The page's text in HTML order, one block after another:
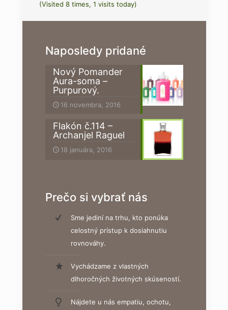
(Visited 8 times, 1 visits today)
Naposledy pridané
Nový Pomander
Aura-soma –
Purpurový.
16 novembra, 2016
Flakón č.114 –
Archanjel Raguel
18 januára, 2016
Prečo si vybrať nás
Sme jediní na trhu, kto ponúka
celostný prístup k dosiahnutiu
rovnováhy.
Vychádzame z vlastných
dlhoročných životných skúseností.
Nájdete u nás empatiu, ochotu,